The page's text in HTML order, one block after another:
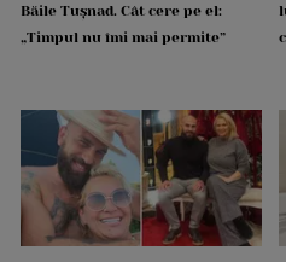
Băile Tușnad. Cât cere pe el:
„Timpul nu îmi mai permite”